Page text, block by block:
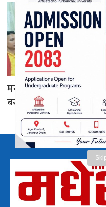
मन्त्री यादवको
बस्छन् सर्वसाधारण